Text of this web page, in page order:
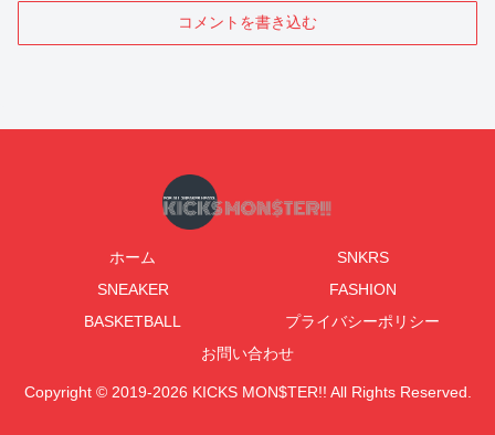
コメントを書き込む
ホーム
SNKRS
SNEAKER
FASHION
BASKETBALL
プライバシーポリシー
お問い合わせ
Copyright © 2019-2026 KICKS MON$TER!! All Rights Reserved.